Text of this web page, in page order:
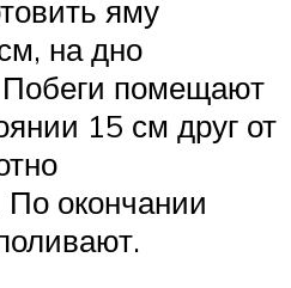
яму
на дно
Побеги помещают
15 см друг от
окончании